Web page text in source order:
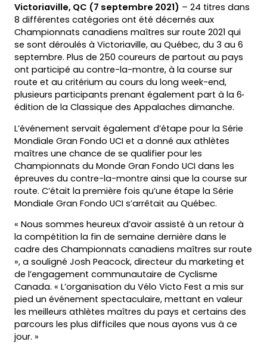
Victoriaville, QC (7 septembre 2021) – 24 titres dans
8 différentes catégories ont été décernés aux
Championnats canadiens maîtres sur route 2021 qui
se sont déroulés à Victoriaville, au Québec, du 3 au 6
septembre. Plus de 250 coureurs de partout au pays
ont participé au contre-la-montre, à la course sur
route et au critérium au cours du long week-end,
plusieurs participants prenant également part à la 6e
édition de la Classique des Appalaches dimanche.
L’événement servait également d’étape pour la Série
Mondiale Gran Fondo UCI et a donné aux athlètes
maîtres une chance de se qualifier pour les
Championnats du Monde Gran Fondo UCI dans les
épreuves du contre-la-montre ainsi que la course sur
route. C’était la première fois qu’une étape la Série
Mondiale Gran Fondo UCI s’arrêtait au Québec.
« Nous sommes heureux d’avoir assisté à un retour à
la compétition la fin de semaine dernière dans le
cadre des Championnats canadiens maîtres sur route
», a souligné Josh Peacock, directeur du marketing et
de l’engagement communautaire de Cyclisme
Canada. « L’organisation du Vélo Victo Fest a mis sur
pied un événement spectaculaire, mettant en valeur
les meilleurs athlètes maîtres du pays et certains des
parcours les plus difficiles que nous ayons vus à ce
jour. »